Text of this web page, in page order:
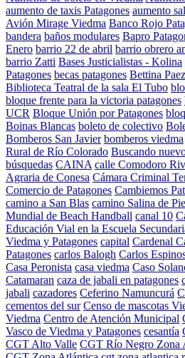
aumento de taxis Patagones aumento
Avión Mirage Viedma Banco Rojo
bandera baños modulares Bapro
Enero barrio 22 de abril barrio obrero
barrio Zatti Bases Justicialistas - Kolina
Patagones becas patagones Bettina Paez
Biblioteca Teatral de la sala El Tubo
bloque frente para la victoria patagones
UCR Bloque Unión por Patagones
Boinas Blancas boleto de colectivo
Bomberos San Javier bomberos viedma
Rural de Río Colorado Buscando
búsquedas CAINA calle Comodoro
Agraria de Conesa Cámara Criminal
Comercio de Patagones Cambiemos
camino a San Blas camino Salina de
Mundial de Beach Handball canal 10
Educación Vial en la Escuela
Viedma y Patagones capital Cardenal
Patagones carlos Balogh Carlos
Casa Peronista casa viedma Caso
Catamaran caza de jabali en patagones
jabali cazadores Ceferino Namuncurá
cementos del sur Censo de mascotas
Viedma Centro de Atención Municipal
Vasco de Viedma y Patagones cesantía
CGT Alto Valle CGT Río Negro Zona